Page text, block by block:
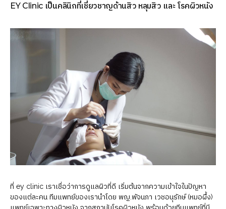
EY Clinic เป็นคลินิกที่เชี่ยวชาญด้านสิว หลุมสิว และ โรคผิวหนัง
ที่ ey clinic เราเชื่อว่าการดูแลผิวที่ดี เริ่มต้นจากความเข้าใจในปัญหา
ของแต่ละคน ทีมแพทย์ของเรานำโดย พญ.พัจนภา เวชอนุรักษ์ (หมอผึ้ง)